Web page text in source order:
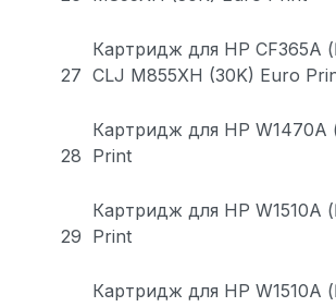
27
Картридж для HP CF365A
CLJ M855XH (30K) Euro
28
Картридж для HP
Print
29
Картридж для HP
Print
Картридж для HP